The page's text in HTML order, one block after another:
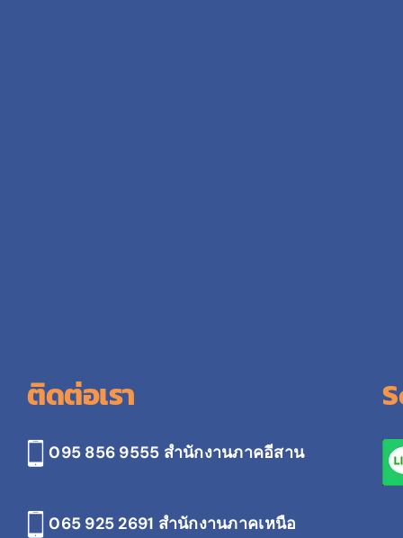
ติดต่อเรา
095 856 9555 สำนักงานภาคอีสาน
065 925 2691 สำนักงานภาคเหนือ